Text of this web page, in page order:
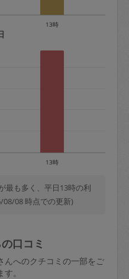
定について：
の金額とスポット
13時
13時
最も多く、平日13時の利
08/08 時点での更新)
口コミ
んへのクチコミの一部をご
。